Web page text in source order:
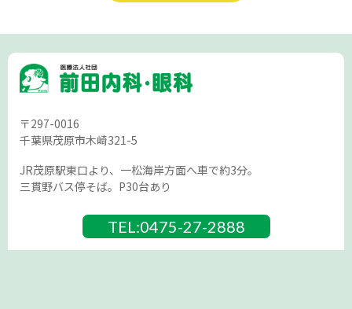
〒297-0016
千葉県茂原市木崎321-5
JR茂原駅東口より、一松海岸方面へ車で約3分。
三貫野バス停そば。P30台あり
0475-27-2888